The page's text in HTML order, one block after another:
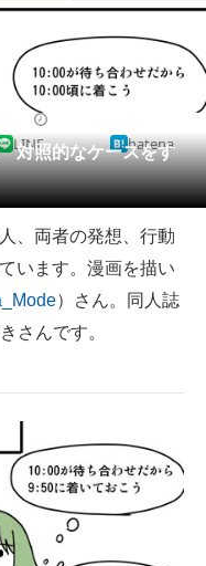
育児
対照的なケースをす
LINE hatena
、両者の発想、行動
います。漫画を描い
）さん。同人誌
さんです。